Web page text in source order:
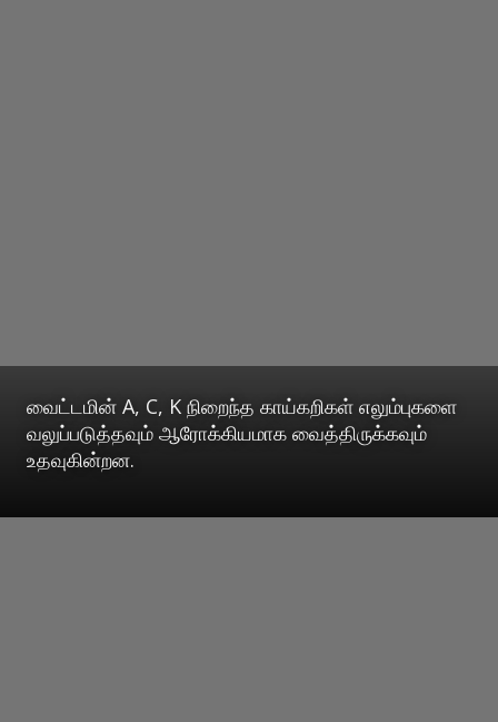
வைட்டமின் A, C, K நிறைந்த காய்கறிகள் எலும்புகளை
வலுப்படுத்தவும் ஆரோக்கியமாக வைத்திருக்கவும்
உதவுகின்றன.